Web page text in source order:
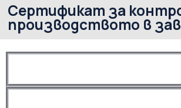
Сертификат за
производството в